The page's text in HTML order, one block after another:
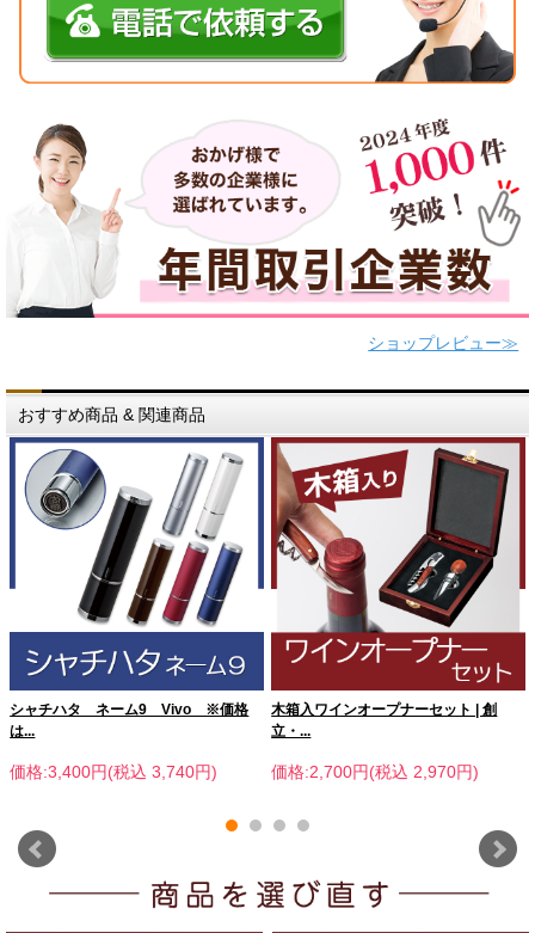
ショップレビュー≫
おすすめ商品 & 関連商品
シャチハタ ネーム9 Vivo ※価格
は...
価格:3,400円(税込 3,740円)
木箱入ワインオープナーセット | 創
立・...
価格:2,700円(税込 2,970円)